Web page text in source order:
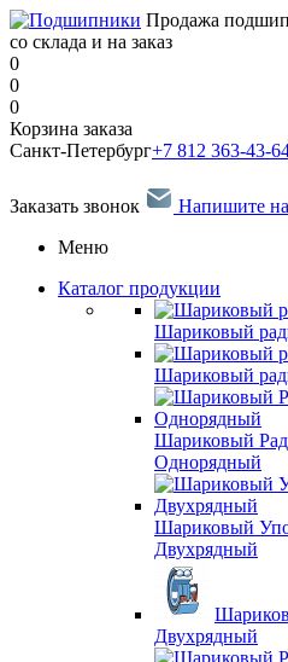
Продажа
со склада и на заказ
0
0
0
Корзина заказа
Санкт-Петербург+7 812 363-43-
Заказать звонок
Напишите
Меню
Каталог продукции
Шариковый
Шариковый
Шариковый
Однорядный
Шариковый
Двухрядный
Двухрядный